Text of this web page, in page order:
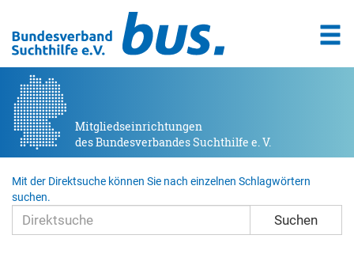
Mitgliedseinrichtungen
des Bundesverbandes Suchthilfe e. V.
Mit der Direktsuche können Sie nach einzelnen Schlagwörtern
suchen.
Suchen